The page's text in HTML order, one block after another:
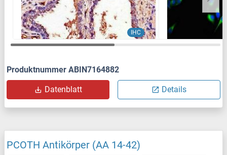
IHC
Produktnummer ABIN7164882
Datenblatt Details
PCOTH Antikörper (AA 14-42)